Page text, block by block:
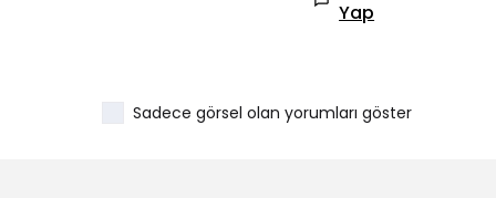
Yap
Sadece görsel olan yorumları göster